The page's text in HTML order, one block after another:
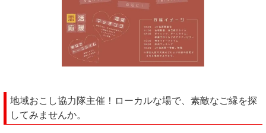
地域おこし協力隊主催！ローカルな場で、素敵なご縁を探
してみませんか。